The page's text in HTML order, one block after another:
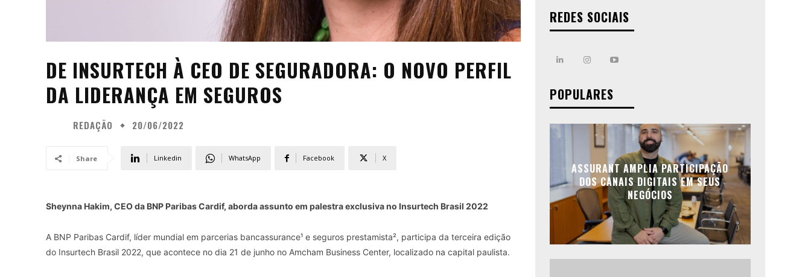
DE INSURTECH À CEO DE SEGURADORA: O NOVO PERFIL
DA LIDERANÇA EM SEGUROS
REDAÇÃO 20/06/2022
Share Linkedin WhatsApp Facebook X
Sheynna Hakim, CEO da BNP Paribas Cardif, aborda assunto em palestra exclusiva no Insurtech Brasil 2022
A BNP Paribas Cardif, líder mundial em parcerias bancassurance¹ e seguros prestamista², participa da terceira edição
do Insurtech Brasil 2022, que acontece no dia 21 de junho no Amcham Business Center, localizado na capital paulista.
REDES SOCIAIS
POPULARES
ASSURANT AMPLIA PARTICIPAÇÃO
DOS CANAIS DIGITAIS EM SEUS
NEGÓCIOS